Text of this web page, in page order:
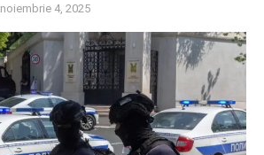
noiembrie 4, 2025